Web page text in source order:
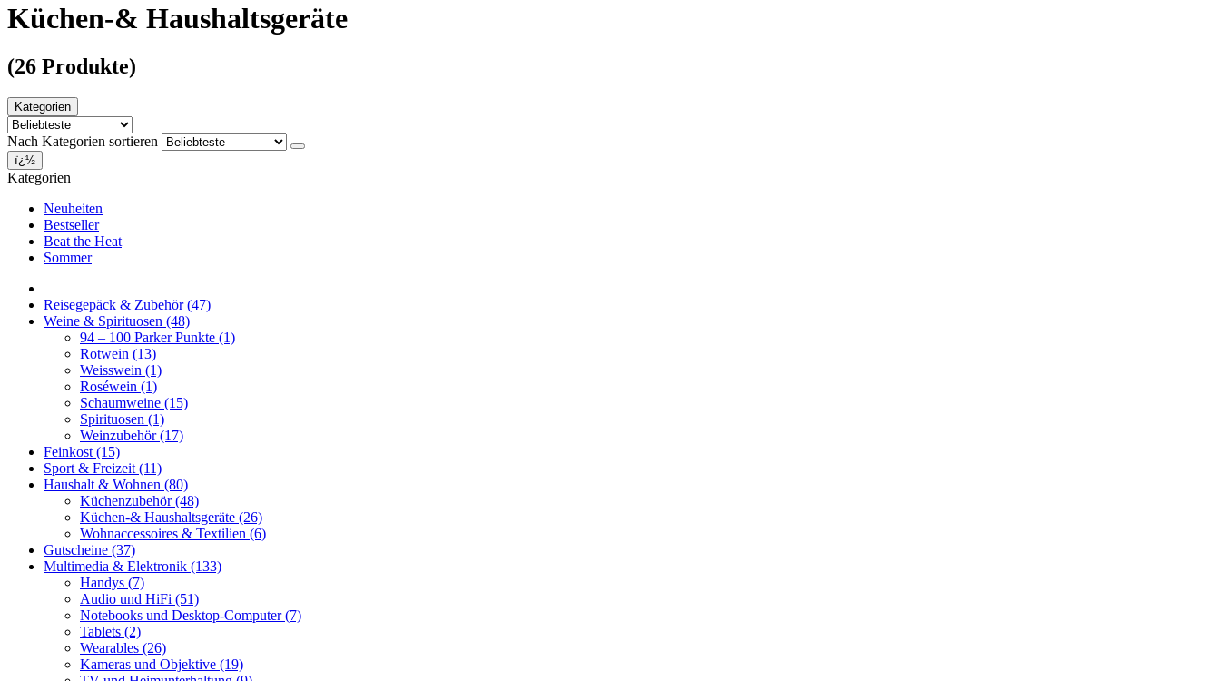
Küchen-& Haushaltsgeräte
(26 Produkte)
Kategorien
Nach Kategorien sortieren
ï¿½
Kategorien
Neuheiten
Bestseller
Beat the Heat
Sommer
Reisegepäck & Zubehör(47)
Weine & Spirituosen (48)
94 – 100 Parker Punkte (1)
Rotwein (13)
Weisswein (1)
Roséwein (1)
Schaumweine (15)
Spirituosen (1)
Weinzubehör(17)
Feinkost (15)
Sport & Freizeit (11)
Haushalt & Wohnen (80)
Küchenzubehör(48)
Küchen-& Haushaltsgeräte (26)
Wohnaccessoires & Textilien (6)
Gutscheine (37)
Multimedia & Elektronik (133)
Handys (7)
Audio und HiFi (51)
Notebooks und Desktop-Computer(7)
Tablets (2)
Wearables (26)
Kameras und Objektive (19)